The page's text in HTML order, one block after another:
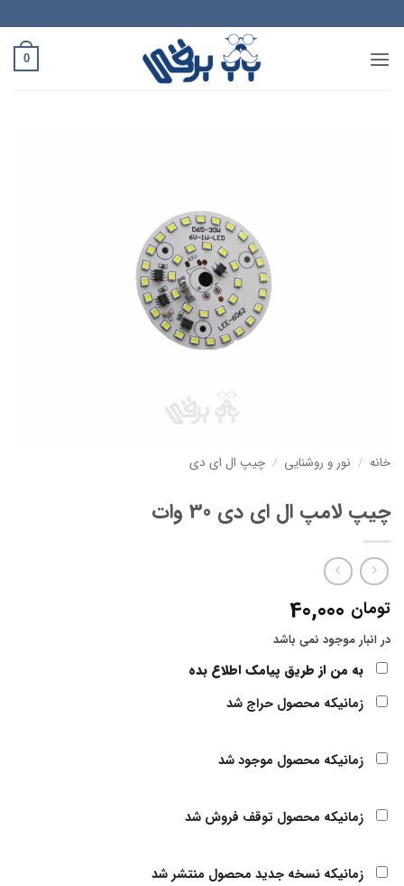
to
content
0
خانه / نور و روشنایی / چیپ ال ای دی
چیپ لامپ ال ای دی 30 وات
تومان
در انبار موجود نمی باشد
به من از طریق پیامک اطلاع بده
زمانیکه محصول حراج شد
زمانیکه محصول موجود شد
زمانیکه محصول توقف فروش شد
زمانیکه نسخه جدید محصول منتشر شد